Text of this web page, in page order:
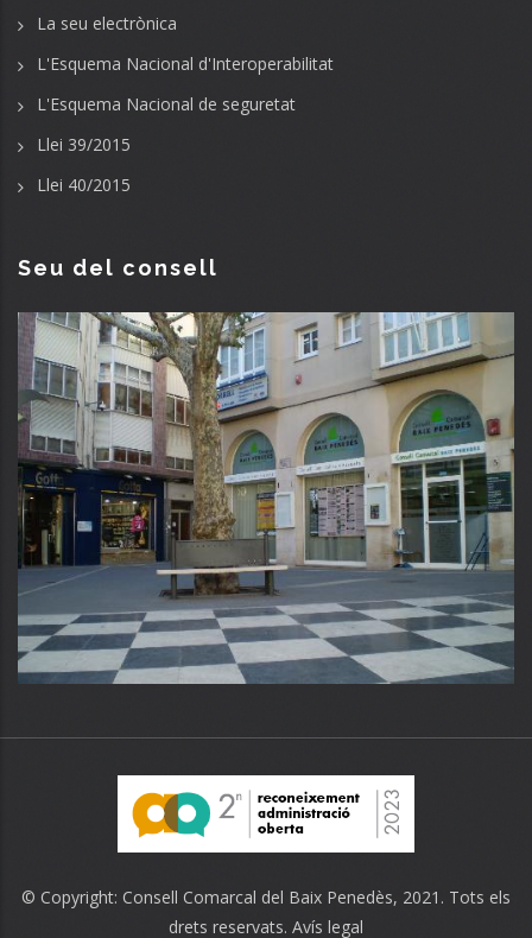
La seu electrònica
L'Esquema Nacional d'Interoperabilitat
L'Esquema Nacional de seguretat
Llei 39/2015
Llei 40/2015
Seu del consell
© Copyright: Consell Comarcal del Baix Penedès, 2021. Tots els
drets reservats. Avís legal